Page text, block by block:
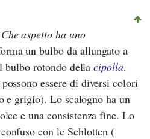
aspetto ha uno
un bulbo da allungato a
bulbo rotondo dellacipolla.
essere di diversi colori
e grigio). Lo scalogno ha un
e una consistenza fine. Lo
con le Schlotten (